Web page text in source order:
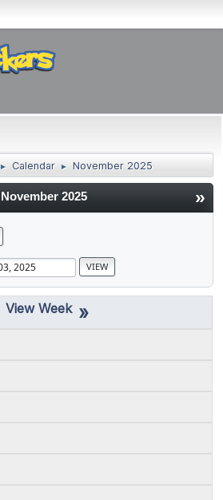
► Calendar ► November 2025
»
November 2025
»